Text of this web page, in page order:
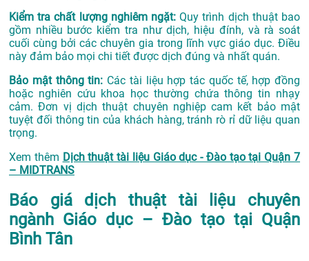
Kiểm tra chất lượng nghiêm ngặt:Quy trình dịch thuật bao
gồm nhiều bước kiểm tra như dịch, hiệu đính, và rà soát
cuối cùng bởi các chuyên gia trong lĩnh vực giáo dục. Điều
này đảm bảo mọi chi tiết được dịch đúng và nhất quán.
Bảo mật thông tin: Các tài liệu hợp tác quốc tế, hợp đồng
hoặc nghiên cứu khoa học thường chứa thông tin nhạy
cảm. Đơn vị dịch thuật chuyên nghiệp cam kết bảo mật
tuyệt đối thông tin của khách hàng, tránh rò rỉ dữ liệu quan
trọng.
Xem thêm Dịch thuật tài liệu Giáo dục - Đào tạo tại Quận 7
– MIDTRANS
Báo giá dịch thuật tài liệu chuyên
ngành Giáo dục – Đào tạo tại Quận
Bình Tân